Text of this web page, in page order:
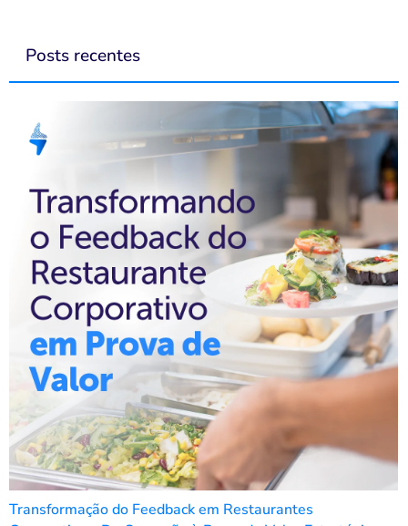
Posts recentes
Transformação do Feedback em Restaurantes